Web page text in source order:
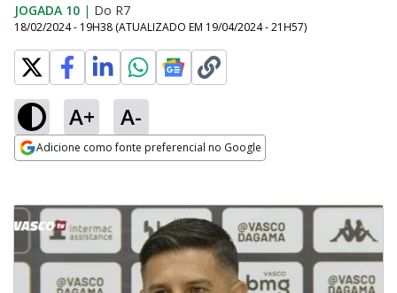
JOGADA 10 | Do R7
18/02/2024 - 19H38 (ATUALIZADO EM 19/04/2024 - 21H57)
A+ A-
Adicione como fonte preferencial no Google